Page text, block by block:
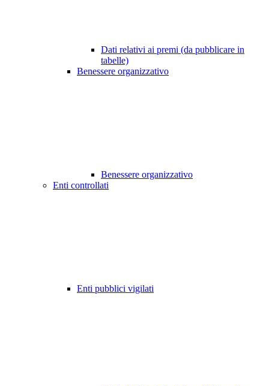
Dati relativi ai premi (da pubblicare in
tabelle)
Benessere organizzativo
Benessere organizzativo
Enti controllati
Enti pubblici vigilati